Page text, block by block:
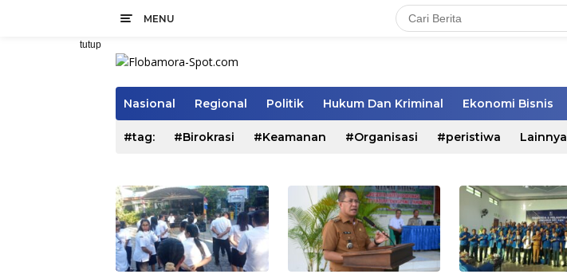
MENU
tutup
Nasional Regional Politik Hukum Dan Kriminal Ekonomi Bisnis
#tag: #Birokrasi #Keamanan #Organisasi #peristiwa Lainnya